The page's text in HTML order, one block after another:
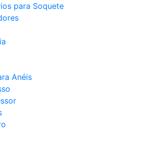
para Soquete
Anéis